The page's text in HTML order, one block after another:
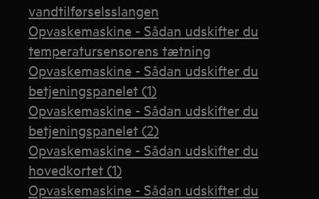
vandtilførselsslangen
Opvaskemaskine - Sådan udskifter du
temperatursensorens tætning
Opvaskemaskine - Sådan udskifter du
betjeningspanelet (1)
Opvaskemaskine - Sådan udskifter du
betjeningspanelet (2)
Opvaskemaskine - Sådan udskifter du
hovedkortet (1)
Opvaskemaskine - Sådan udskifter du